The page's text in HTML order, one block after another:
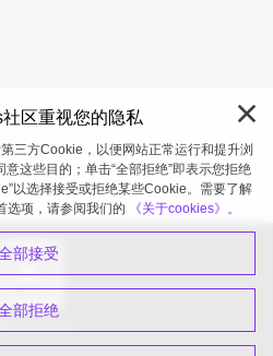
区重视您的隐私
三方Cookie，以便网站正常运行和提升浏
意这些目的；单击“全部拒绝”即表示您拒绝
以选择接受或拒绝某些Cookie。需要了解
选项，请参阅我们的
《关于cookies》。
部接受
部拒绝